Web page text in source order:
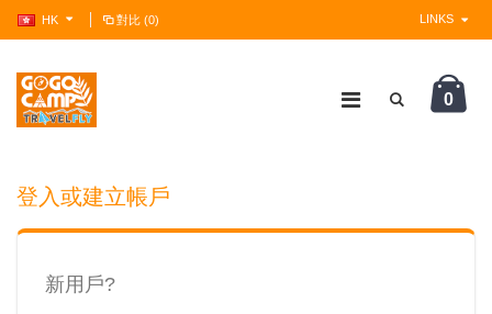
HK 對比 (0) LINKS
0
登入或建立帳戶
新用戶?